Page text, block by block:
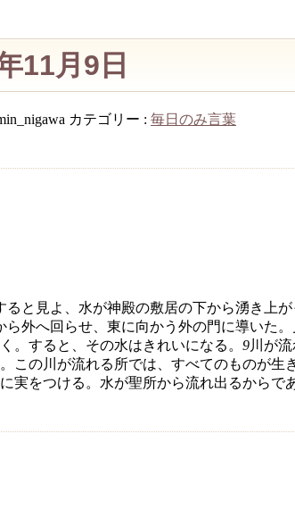
11月9日
カテゴリー : 毎日のみ言葉
と見よ、水が神殿の敷居の下から湧き上
外へ回らせ、東に向かう外の門に導いた。
。すると、その水はきれいになる。 9川が
この川が流れる所では、すべてのものが生
をつける。水が聖所から流れ出るからで